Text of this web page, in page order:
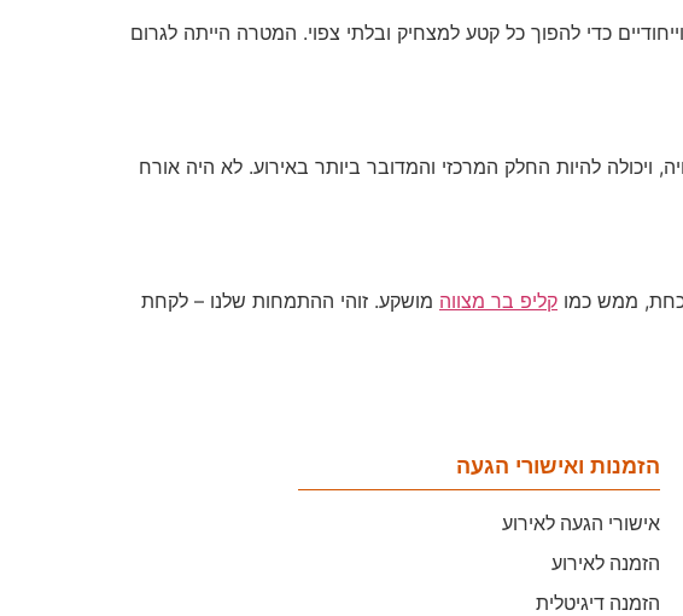
כדי להפוך כל קטע למצחיק ובלתי צפוי. המטרה הייתה לגרום
להיות החלק המרכזי והמדובר ביותר באירוע. לא היה אורח
ממש כמו קליפ בר מצווה מושקע. זוהי ההתמחות שלנו – לקחת
הזמנות ואישורי הגעה
אישורי הגעה לאירוע
הזמנה לאירוע
הזמנה דיגיטלית